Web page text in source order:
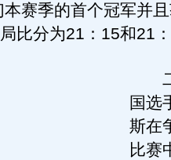
赛季的首个冠军并
比分为21：15和21
二
国选
斯在
比赛